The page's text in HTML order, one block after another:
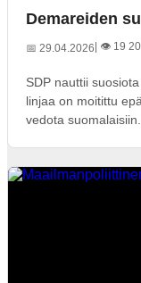
Demareiden
📅 29.04.2026 | 👁️ 19
SDP nauttii
linjaa on moitittu
vedota